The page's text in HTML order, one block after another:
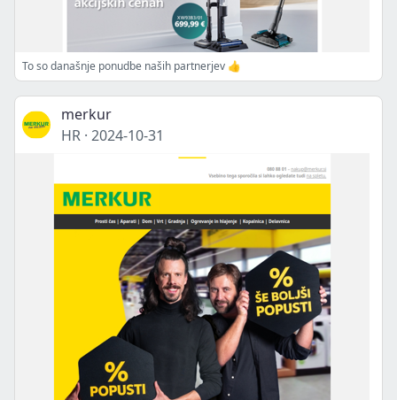
To so današnje ponudbe naših partnerjev 👍
merkur
HR · 2024-10-31